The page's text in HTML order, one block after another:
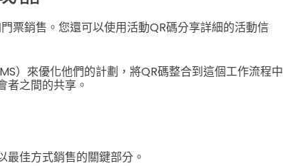
票銷售。您還可以使用活動QR碼分享詳細的活動信
）來優化他們的計劃，將QR碼整合到這個工作流程中
者之間的共享。
佳方式銷售的關鍵部分。